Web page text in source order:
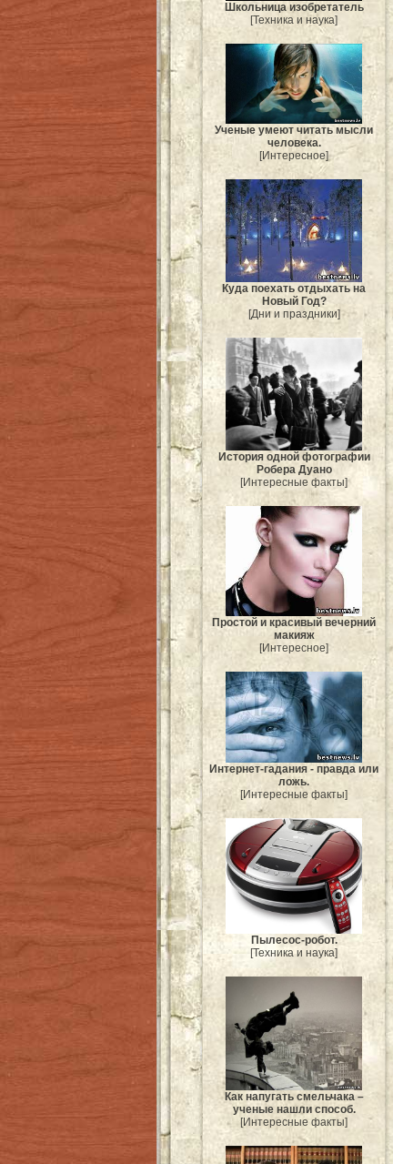
Школьница изобретатель
[Техника и наука]
Ученые умеют читать мысли
человека.
[Интересное]
Куда поехать отдыхать на
Новый Год?
[Дни и праздники]
История одной фотографии
Робера Дуано
[Интересные факты]
Простой и красивый вечерний
макияж
[Интересное]
Интернет-гадания - правда или
ложь.
[Интересные факты]
Пылесос-робот.
[Техника и наука]
Как напугать смельчака –
ученые нашли способ.
[Интересные факты]